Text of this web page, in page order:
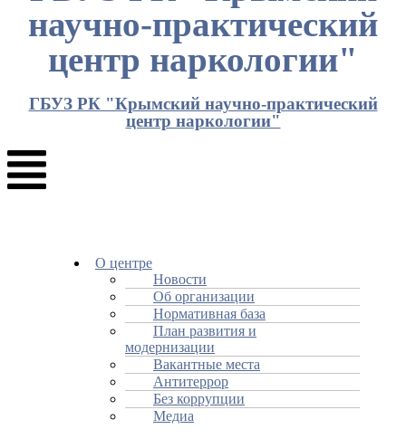
научно-практический
центр наркологии"
ГБУЗ РК "Крымский научно-практический
центр наркологии"
О центре
Новости
Об организации
Нормативная база
План развития и
модернизации
Вакантные места
Антитеррор
Без коррупции
Медиа